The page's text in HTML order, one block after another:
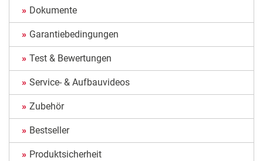
Dokumente
Garantiebedingungen
Test & Bewertungen
Service- & Aufbauvideos
Zubehör
Bestseller
Produktsicherheit